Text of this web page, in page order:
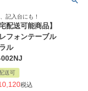
記入台にも！
配送可能商品】
フォンテーブル
ル
送可
税込